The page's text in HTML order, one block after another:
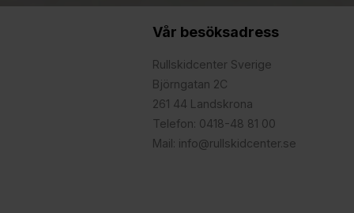
Vår besöksadress
Rullskidcenter Sverige
Björngatan 2C
261 44 Landskrona
Telefon: 0418-48 81 00
Mail: info@rullskidcenter.se